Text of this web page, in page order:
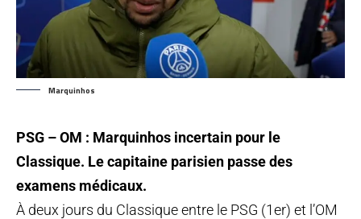
Marquinhos
PSG – OM : Marquinhos incertain pour le
Classique. Le capitaine parisien passe des
examens médicaux.
À deux jours du Classique entre le PSG (1er) et l’OM